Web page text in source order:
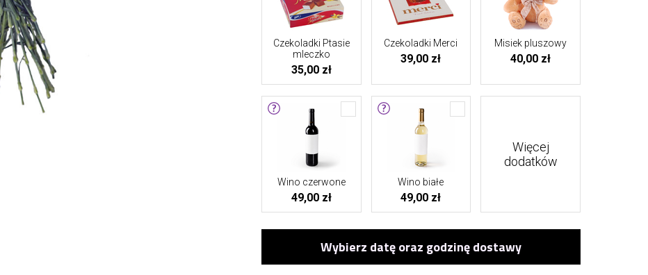
Czekoladki Ptasie
mleczko
35,00 zł
Czekoladki Merci
39,00 zł
Misiek pluszowy
40,00 zł
Wino czerwone
49,00 zł
Wino białe
49,00 zł
Więcej
dodatków